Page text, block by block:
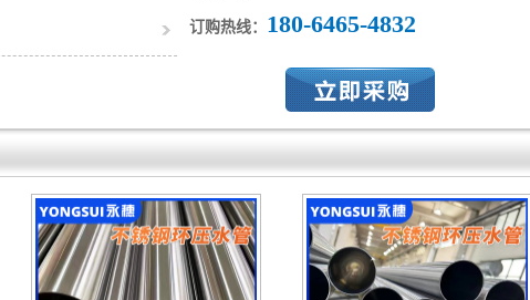
订购热线： 180-6465-4832